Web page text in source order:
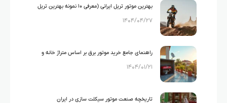
بهترین موتور تریل ایرانی (معرفی ۱۰ نمونه بهترین تریل
های ایرانی)
۱۴۰۴/۰۴/۲۷
راهنمای جامع خرید موتور برق بر اساس متراژ خانه و
لوازم خانگی
۱۴۰۴/۰۱/۲۱
تاریخچه صنعت موتور سیکلت سازی در ایران